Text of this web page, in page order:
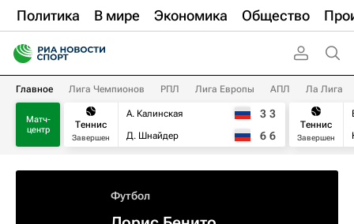
Политика В мире Экономика Общество
Главное Лига Чемпионов РПЛ Лига Европы АПЛ Ла Лига
Матч-
центр
Теннис
Завершен
А. Калинская
Д. Шнайдер
3 3
6 6
Теннис
Завершен
Футбол